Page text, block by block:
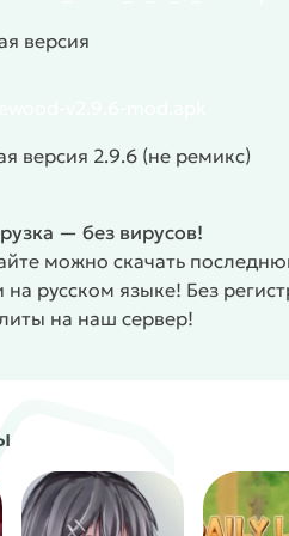
все еще стоит во главе
и соблазнения.
новеллы / Эротика
версия
версия 2.9.6 (не ремикс)
— без вирусов!
можно скачать
на русском языке! Без
на наш сервер!